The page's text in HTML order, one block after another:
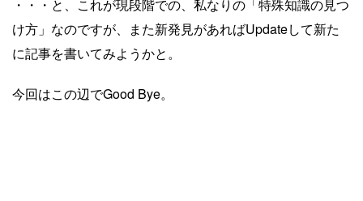
・・・と、これが現段階での、私なりの「特殊知識の見つ
け方」なのですが、また新発見があればUpdateして新た
に記事を書いてみようかと。
今回はこの辺でGood Bye。